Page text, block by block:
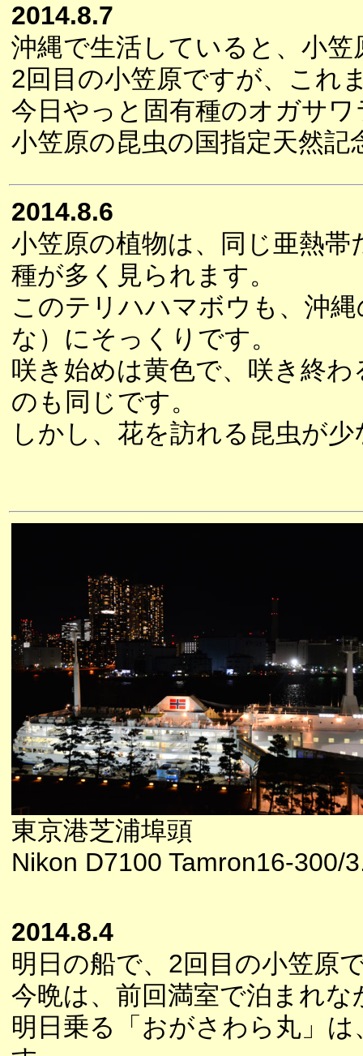
2014.8.7
沖縄で生活していると、小
2回目の小笠原ですが、これ
今日やっと固有種のオガサ
小笠原の昆虫の国指定天然
2014.8.6
小笠原の植物は、同じ亜熱
種が多く見られます。
このテリハハマボウも、沖
な）にそっくりです。
咲き始めは黄色で、咲き終
のも同じです。
しかし、花を訪れる昆虫が
東京港芝浦埠頭
Nikon D7100 Tamron16-300/
2014.8.4
明日の船で、2回目の小笠原
今晩は、前回満室で泊まれ
明日乗る「おがさわら丸」